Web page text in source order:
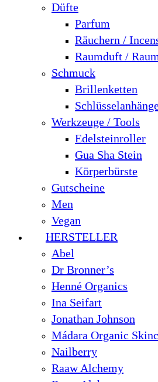
Düfte
Parfum
Räuchern /
Raumduft /
Schmuck
Brillenketten
Werkzeuge / Tools
Edelsteinroller
Gua Sha Stein
Körperbürste
Gutscheine
Men
Vegan
HERSTELLER
Abel
Dr Bronner’s
Henné Organics
Ina Seifart
Jonathan Johnson
Mádara Organic
Nailberry
Raaw Alchemy